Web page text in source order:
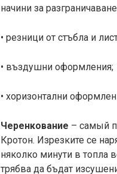
начини за
• резници от стъбла и
• въздушни оформления;
• хоризонтални
Черенкование – самый
Кротон. Изрезките се
няколко минути в топла
трябва да бъдат